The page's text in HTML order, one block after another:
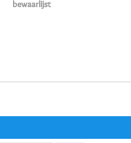
bewaarlijst